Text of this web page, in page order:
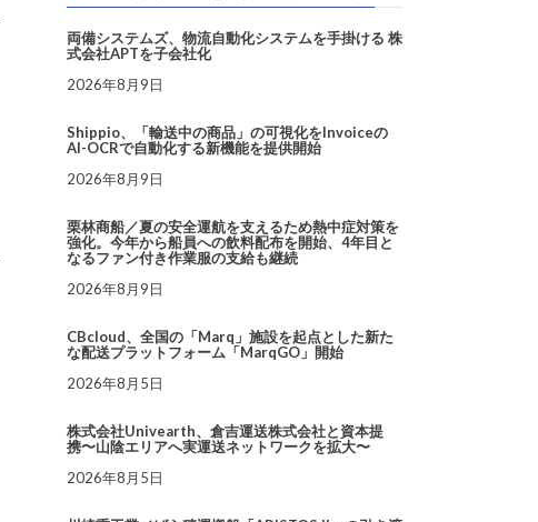
両備システムズ、物流自動化システムを手掛ける 株
式会社APTを子会社化
2026年8月9日
Shippio、「輸送中の商品」の可視化をInvoiceの
AI-OCRで自動化する新機能を提供開始
2026年8月9日
栗林商船／夏の安全運航を支えるため熱中症対策を
強化。今年から船員への飲料配布を開始、4年目と
なるファン付き作業服の支給も継続
2026年8月9日
CBcloud、全国の「Marq」施設を起点とした新た
な配送プラットフォーム「MarqGO」開始
2026年8月5日
株式会社Univearth、倉吉運送株式会社と資本提
携〜山陰エリアへ実運送ネットワークを拡大〜
2026年8月5日